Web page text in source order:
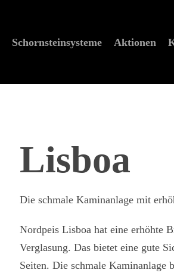
Schornstein­systeme Aktionen
Lisboa
Die schmale Kaminanlage mit
Nordpeis Lisboa hat eine erhöhte
Verglasung. Das bietet eine gute
Seiten. Die schmale Kaminanlage